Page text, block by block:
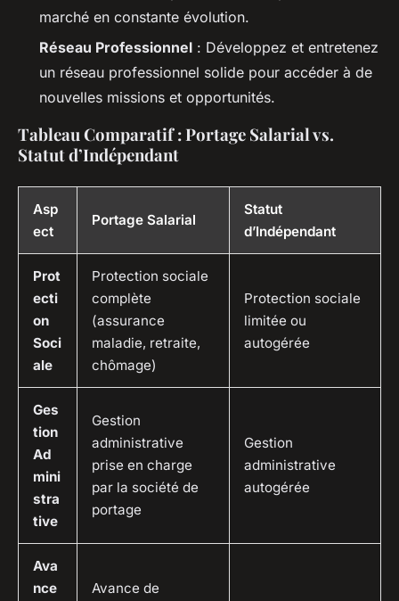
marché en constante évolution.
Réseau Professionnel : Développez et entretenez
un réseau professionnel solide pour accéder à de
nouvelles missions et opportunités.
Tableau Comparatif : Portage Salarial vs.
Statut d’Indépendant
Asp
ect
Portage Salarial
Statut
d’Indépendant
Prot
ecti
on
Soci
ale
Protection sociale
complète
(assurance
maladie, retraite,
chômage)
Protection sociale
limitée ou
autogérée
Ges
tion
Ad
mini
stra
tive
Gestion
administrative
prise en charge
par la société de
portage
Gestion
administrative
autogérée
Ava
nce
Avance de